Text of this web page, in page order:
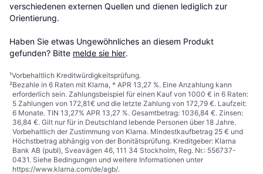
verschiedenen externen Quellen und dienen lediglich zur
Orientierung.
Haben Sie etwas Ungewöhnliches an diesem Produkt
gefunden? Bitte melde sie hier.
¹Vorbehaltlich Kreditwürdigkeitsprüfung.
²Bezahle in 6 Raten mit Klarna, * APR 13,27 %. Eine Anzahlung kann
erforderlich sein. Zahlungsbeispiel für einen Kauf von 1000 € in 6 Raten:
5 Zahlungen von 172,81€ und die letzte Zahlung von 172,79 €. Laufzeit:
6 Monate. TIN 13,27% APR 13,27 %. Gesamtbetrag: 1036,84 €. Zinsen:
36,84 €. Gilt nur für in Deutschland lebende Personen über 18 Jahre.
Vorbehaltlich der Zustimmung von Klarna. Mindestkaufbetrag 25 € und
Höchstbetrag abhängig von der Bonitätsprüfung. Kreditgeber: Klarna
Bank AB (publ), Sveavägen 46, 111 34 Stockholm, Reg. Nr.: 556737-
0431. Siehe Bedingungen und weitere Informationen unter
https://www.klarna.com/de/agb/.